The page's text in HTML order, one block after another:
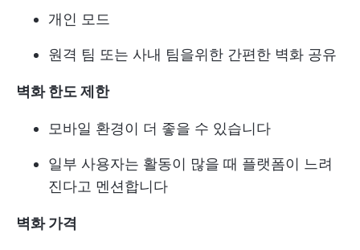
개인 모드
원격 팀 또는 사내 팀을위한 간편한 벽화 공유
벽화 한도 제한
모바일 환경이 더 좋을 수 있습니다
일부 사용자는 활동이 많을 때 플랫폼이 느려
진다고 멘션합니다
벽화 가격